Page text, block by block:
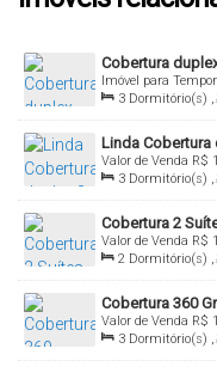
Cobertura
Imóvel para
Bombas,
3 Dormitório(s) ,
Útil: 140.00m²
Linda
R$
Valor de Venda
88215-000, Canto
3 Dormitório(s) ,
Vaga(s) , Útil:
Cobertura 2
R$
Valor de Venda
Bombas,
2 Dormitório(s) ,
Total: 150.00m² ,
Cobertura 360
R$
Valor de Venda
Bombinhas, Santa
3 Dormitório(s) ,
Total: 300.00m² ,